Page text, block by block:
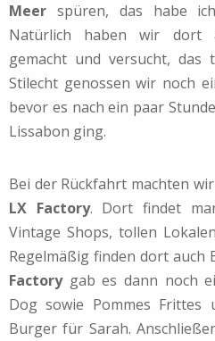
Meer spüren, das habe
Natürlich haben wir dort
gemacht und versucht, das
Stilecht genossen wir noch
bevor es nach ein paar
Lissabon ging.
Bei der Rückfahrt machten
LX Factory. Dort findet
Vintage Shops, tollen
Regelmäßig finden dort auch
Factorygab es dann noch
Dog sowie Pommes Frittes
Burger für Sarah.